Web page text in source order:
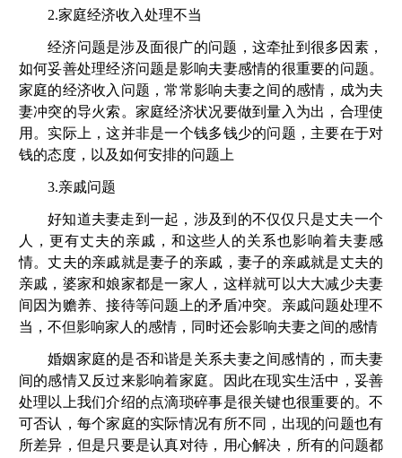
2.家庭经济收入处理不当
经济问题是涉及面很广的问题，这牵扯到很多因素，
如何妥善处理经济问题是影响夫妻感情的很重要的问题。
家庭的经济收入问题，常常影响夫妻之间的感情，成为夫
妻冲突的导火索。家庭经济状况要做到量入为出，合理使
用。实际上，这并非是一个钱多钱少的问题，主要在于对
钱的态度，以及如何安排的问题上
3.亲戚问题
好知道夫妻走到一起，涉及到的不仅仅只是丈夫一个
人，更有丈夫的亲戚，和这些人的关系也影响着夫妻感
情。丈夫的亲戚就是妻子的亲戚，妻子的亲戚就是丈夫的
亲戚，婆家和娘家都是一家人，这样就可以大大减少夫妻
间因为赡养、接待等问题上的矛盾冲突。亲戚问题处理不
当，不但影响家人的感情，同时还会影响夫妻之间的感情
婚姻家庭的是否和谐是关系夫妻之间感情的，而夫妻
间的感情又反过来影响着家庭。因此在现实生活中，妥善
处理以上我们介绍的点滴琐碎事是很关键也很重要的。不
可否认，每个家庭的实际情况有所不同，出现的问题也有
所差异，但是只要是认真对待，用心解决，所有的问题都